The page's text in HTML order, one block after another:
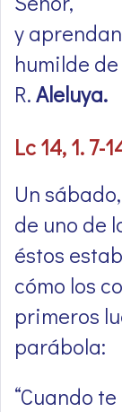
y
humilde
R.Aleluya.
Lc 14, 1. 7-
Un
de uno de
éstos
cómo los
primeros
parábola:
“Cuando